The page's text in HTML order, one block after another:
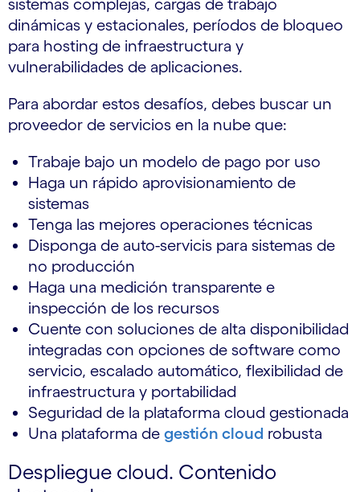
sistemas complejas, cargas de trabajo
dinámicas y estacionales, períodos de bloqueo
para hosting de infraestructura y
vulnerabilidades de aplicaciones.
Para abordar estos desafíos, debes buscar un
proveedor de servicios en la nube que:
Trabaje bajo un modelo de pago por uso
Haga un rápido aprovisionamiento de
sistemas
Tenga las mejores operaciones técnicas
Disponga de auto-servicis para sistemas de
no producción
Haga una medición transparente e
inspección de los recursos
Cuente con soluciones de alta disponibilidad
integradas con opciones de software como
servicio, escalado automático, flexibilidad de
infraestructura y portabilidad
Seguridad de la plataforma cloud gestionada
Una plataforma de gestión cloud robusta
Despliegue cloud. Contenido